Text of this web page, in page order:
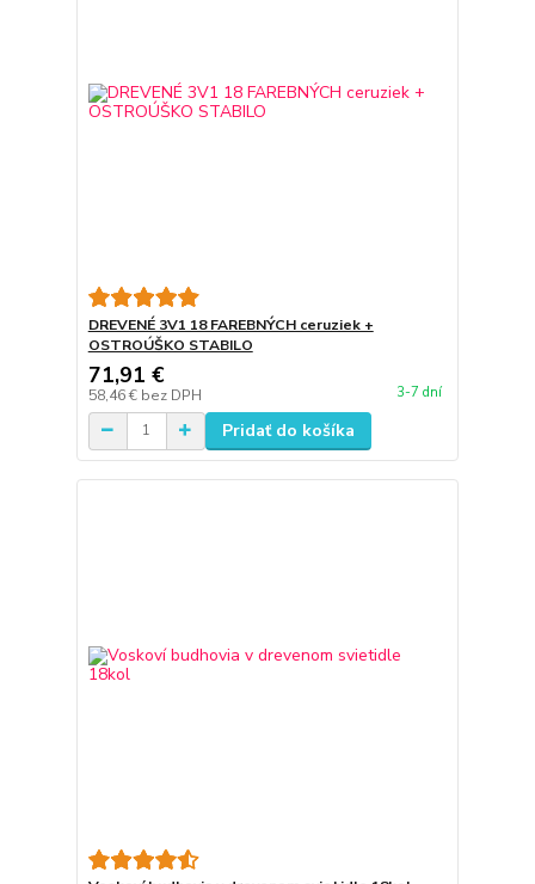
DREVENÉ 3V1 18 FAREBNÝCH ceruziek +
OSTROÚŠKO STABILO
71,91 €
58,46 € bez DPH 3-7 dní
Pridať do košíka